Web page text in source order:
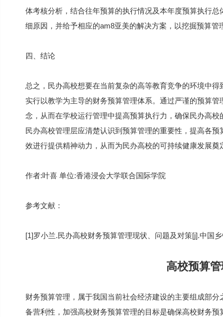
体考核分析，结合往年预算的执行情况及本年度预算执行
细原因，并给予相应的am8亚美的解决方案，以挖掘预算
四、结论
总之，民办高校想要在当前复杂的高等教育竞争的环境中
实行以教学为主导的财务预算管理体系。通过严谨的预算
念，从而在学校运行管理中提高预算执行力，确保民办高
民办高校管理层应清楚认识到预算管理的重要性，提高各
效进行提供精神动力，从而为民办高校的可持续健康发展奠
作者:叶喜 单位:香港浸会大学联合国际学院
参考文献：
[1]罗小兰.民办高校财务预算管理现状、问题及对策[j].中国
高校预算
财务预算管理，属于我国当前社会经济建设的主要组成部
备营利性，加强高校财务预算管理的目标是确保高校财务